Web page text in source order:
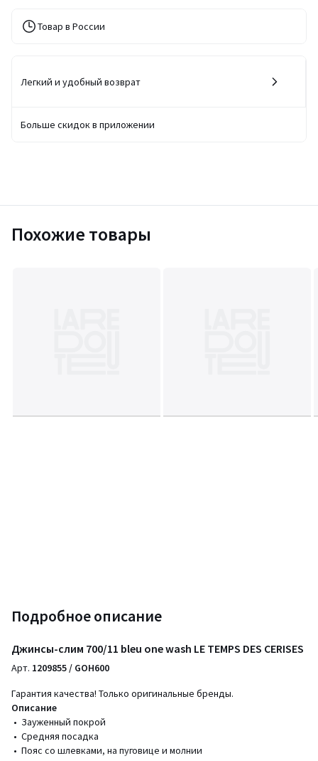
Товар в России
Легкий и удобный возврат
Больше скидок в приложении
Похожие товары
Подробное описание
Джинсы-слим 700/11 bleu one wash LE TEMPS DES CERISES
Арт. 1209855 / GOH600
Гарантия качества! Только оригинальные бренды.
Описание
• Зауженный покрой
• Средняя посадка
• Пояс со шлевками, на пуговице и молнии